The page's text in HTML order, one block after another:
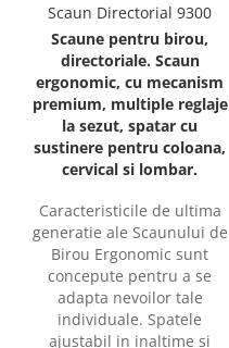
Scaun Directorial 9300
Scaune pentru birou,
directoriale. Scaun
ergonomic, cu mecanism
premium, multiple reglaje
la sezut, spatar cu
sustinere pentru coloana,
cervical si lombar.
Caracteristicile de ultima
generatie ale Scaunului de
Birou Ergonomic sunt
concepute pentru a se
adapta nevoilor tale
individuale. Spatele
ajustabil in inaltime si